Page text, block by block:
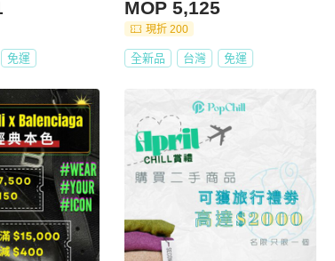
免運
MOP 5,125
現折 200
全新品 台灣 免運